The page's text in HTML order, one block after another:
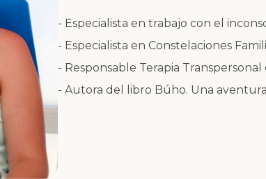
- Especialista en trabajo con el
- Especialista en Constelaciones
- Responsable Terapia
- Autora del libro Búho. Una